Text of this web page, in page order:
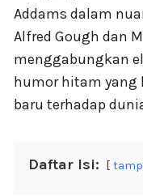
Addams dalam
Alfred Gough dan
menggabungkan
humor hitam yang
baru terhadap
Daftar Isi: